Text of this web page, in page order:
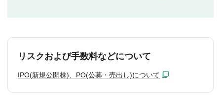
リスクおよび手数料などについて
IPO(新規公開株)、PO(公募・売出し)について